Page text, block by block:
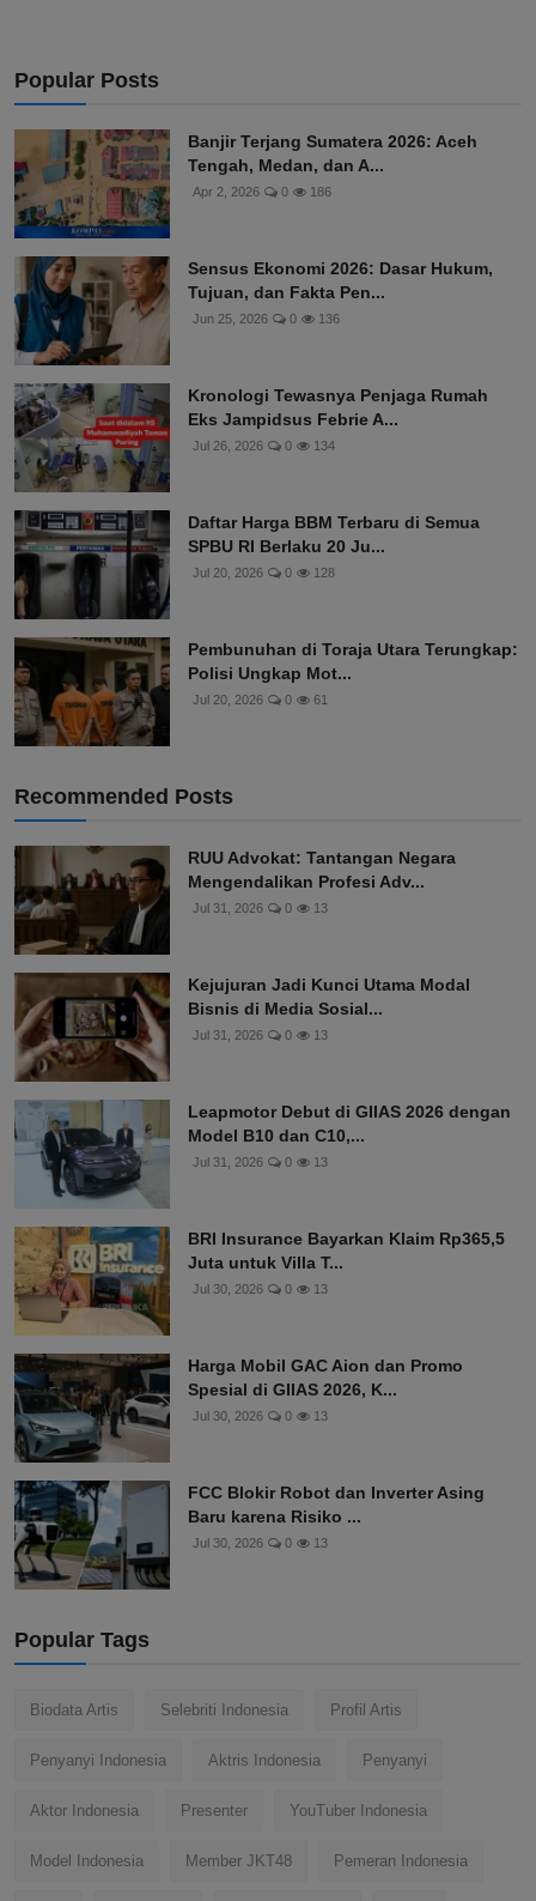
Popular Posts
Banjir Terjang Sumatera 2026: Aceh
Tengah, Medan, dan A...
Apr 2, 2026 0 186
Sensus Ekonomi 2026: Dasar Hukum,
Tujuan, dan Fakta Pen...
Jun 25, 2026 0 136
Kronologi Tewasnya Penjaga Rumah
Eks Jampidsus Febrie A...
Jul 26, 2026 0 134
Daftar Harga BBM Terbaru di Semua
SPBU RI Berlaku 20 Ju...
Jul 20, 2026 0 128
Pembunuhan di Toraja Utara Terungkap:
Polisi Ungkap Mot...
Jul 20, 2026 0 61
Recommended Posts
RUU Advokat: Tantangan Negara
Mengendalikan Profesi Adv...
Jul 31, 2026 0 13
Kejujuran Jadi Kunci Utama Modal
Bisnis di Media Sosial...
Jul 31, 2026 0 13
Leapmotor Debut di GIIAS 2026 dengan
Model B10 dan C10,...
Jul 31, 2026 0 13
BRI Insurance Bayarkan Klaim Rp365,5
Juta untuk Villa T...
Jul 30, 2026 0 13
Harga Mobil GAC Aion dan Promo
Spesial di GIIAS 2026, K...
Jul 30, 2026 0 13
FCC Blokir Robot dan Inverter Asing
Baru karena Risiko ...
Jul 30, 2026 0 13
Popular Tags
Biodata Artis Selebriti Indonesia Profil Artis
Penyanyi Indonesia Aktris Indonesia Penyanyi
Aktor Indonesia Presenter YouTuber Indonesia
Model Indonesia Member JKT48 Pemeran Indonesia